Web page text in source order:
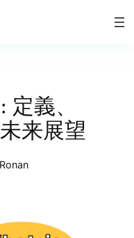
義、
来展望